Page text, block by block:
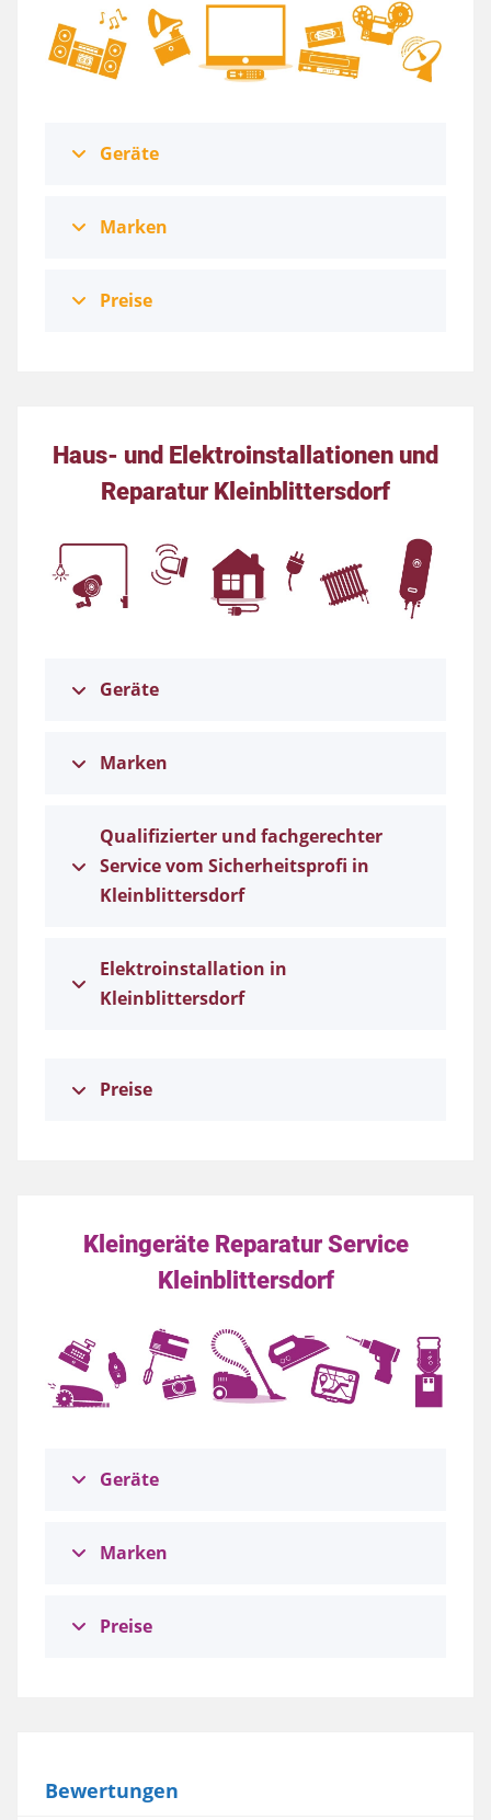
Geräte
Marken
Preise
Haus- und Elektroinstallationen und
Reparatur Kleinblittersdorf
Geräte
Marken
Qualifizierter und fachgerechter
Service vom Sicherheitsprofi in
Kleinblittersdorf
Elektroinstallation in
Kleinblittersdorf
Preise
Kleingeräte Reparatur Service
Kleinblittersdorf
Geräte
Marken
Preise
Bewertungen